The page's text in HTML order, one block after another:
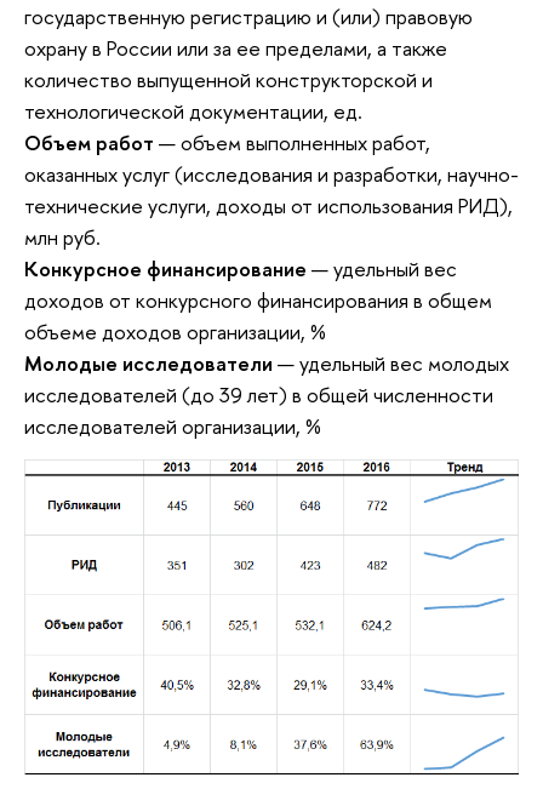
государственную регистрацию и (или) правовую
охрану в России или за ее пределами, а также
количество выпущенной конструкторской и
технологической документации, ед.
Объем работ — объем выполненных работ,
оказанных услуг (исследования и разработки, научно-
технические услуги, доходы от использования РИД),
млн руб.
Конкурсное финансирование — удельный вес
доходов от конкурсного финансирования в общем
объеме доходов организации, %
Молодые исследователи — удельный вес молодых
исследователей (до 39 лет) в общей численности
исследователей организации, %